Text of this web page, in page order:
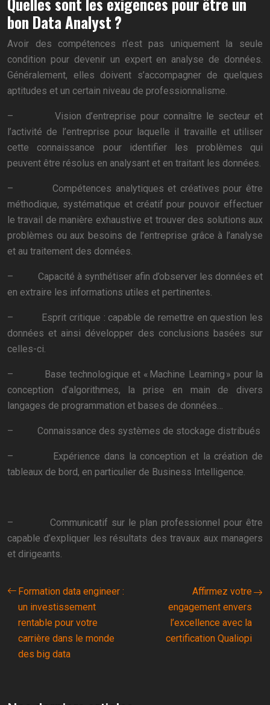
bon Data Analyst ?
Avoir des compétences n’est pas uniquement la seule
condition pour devenir un expert en analyse de données.
Généralement, elles doivent s’accompagner de quelques
aptitudes et un certain niveau de professionnalisme.
– Vision d’entreprise pour connaître le secteur et
l’activité de l’entreprise pour laquelle il travaille et utiliser
cette connaissance pour identifier les problèmes qui
peuvent être résolus en analysant et en traitant les données.
– Compétences analytiques et créatives pour être
méthodique, systématique et créatif pour pouvoir effectuer
le travail de manière exhaustive et trouver des solutions aux
problèmes ou aux besoins de l’entreprise grâce à l’analyse
et au traitement des données.
– Capacité à synthétiser afin d’observer les données et
en extraire les informations utiles et pertinentes.
– Esprit critique : capable de remettre en question les
données et ainsi développer des conclusions basées sur
celles-ci.
– Base technologique et « Machine Learning » pour la
conception d’algorithmes, la prise en main de divers
langages de programmation et bases de données…
– Connaissance des systèmes de stockage distribués
– Expérience dans la conception et la création de
tableaux de bord, en particulier de Business Intelligence.
– Communicatif sur le plan professionnel pour être
capable d’expliquer les résultats des travaux aux managers
et dirigeants.
Formation data engineer :
un investissement
rentable pour votre
carrière dans le monde
des big data
Affirmez votre
engagement envers
l’excellence avec la
certification Qualiopi